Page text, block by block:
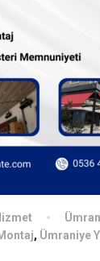
, Ümraniye